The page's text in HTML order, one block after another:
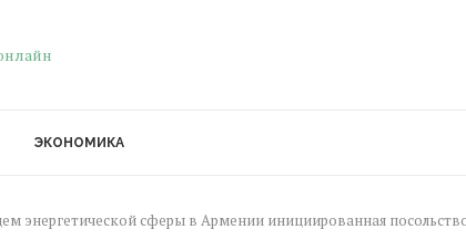
ЭКОНОМИКА
энергетической сферы в Армении инициированная